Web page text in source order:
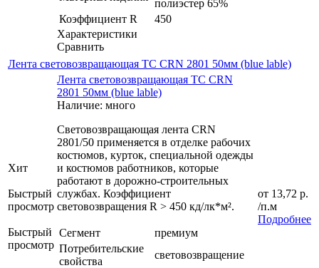
полиэстер 65%
Коэффициент R
450
Характеристики
Сравнить
Лента световозвращающая ТС CRN 2801 50мм (blue lable)
Хит
Быстрый
просмотр
Быстрый
просмотр
Лента световозвращающая ТС CRN
2801 50мм (blue lable)
Наличие: много
Световозвращающая лента CRN
2801/50 применяется в отделке рабочих
костюмов, курток, специальной одежды
и костюмов работников, которые
работают в дорожно-строительных
службах. Коэффициент
световозвращения R > 450 кд/лк*м².
Сегмент
премиум
Потребительские
свойства
световозвращение
от 13,72 р.
/п.м
Подробнее